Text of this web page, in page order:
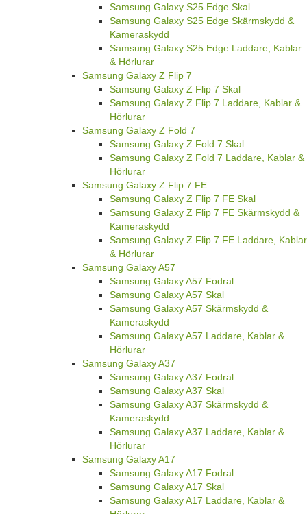
Samsung Galaxy S25 Edge Skal
Samsung Galaxy S25 Edge Skärmskydd &
Kameraskydd
Samsung Galaxy S25 Edge Laddare, Kablar
& Hörlurar
Samsung Galaxy Z Flip 7
Samsung Galaxy Z Flip 7 Skal
Samsung Galaxy Z Flip 7 Laddare, Kablar &
Hörlurar
Samsung Galaxy Z Fold 7
Samsung Galaxy Z Fold 7 Skal
Samsung Galaxy Z Fold 7 Laddare, Kablar &
Hörlurar
Samsung Galaxy Z Flip 7 FE
Samsung Galaxy Z Flip 7 FE Skal
Samsung Galaxy Z Flip 7 FE Skärmskydd &
Kameraskydd
Samsung Galaxy Z Flip 7 FE Laddare, Kablar
& Hörlurar
Samsung Galaxy A57
Samsung Galaxy A57 Fodral
Samsung Galaxy A57 Skal
Samsung Galaxy A57 Skärmskydd &
Kameraskydd
Samsung Galaxy A57 Laddare, Kablar &
Hörlurar
Samsung Galaxy A37
Samsung Galaxy A37 Fodral
Samsung Galaxy A37 Skal
Samsung Galaxy A37 Skärmskydd &
Kameraskydd
Samsung Galaxy A37 Laddare, Kablar &
Hörlurar
Samsung Galaxy A17
Samsung Galaxy A17 Fodral
Samsung Galaxy A17 Skal
Samsung Galaxy A17 Laddare, Kablar &